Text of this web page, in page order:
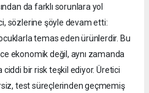
da farklı sorunlara yol
sözlerine şöyle devam etti:
temas eden ürünlerdir. Bu
ekonomik değil, aynı zamanda
ciddi bir risk teşkil ediyor. Üretici
test süreçlerinden geçmemiş